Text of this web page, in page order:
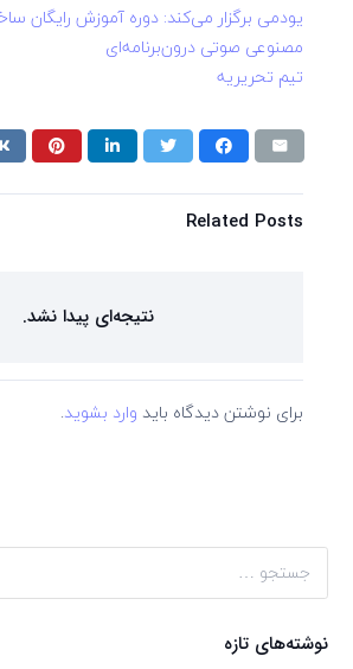
یودمی برگزار می‌کند: دوره آموزش رایگان
مصنوعی صوتی درون‌برنامه‌ای
تیم تحریریه
Related Posts
نتیجه‌ای پیدا نشد.
برای نوشتن دیدگاه باید وارد بشوید.
جستجو
برای:
نوشته‌های تازه